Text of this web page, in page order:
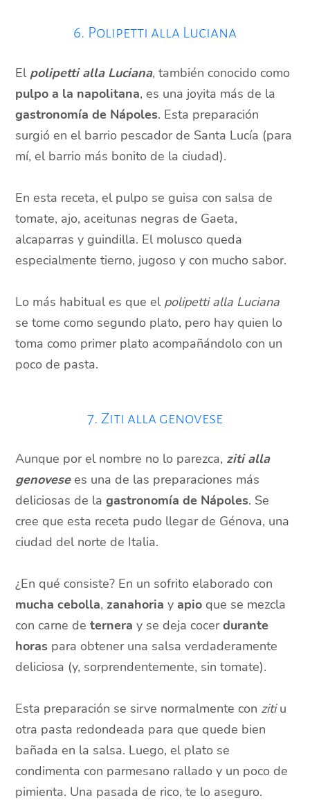
6. Polipetti alla Luciana
El polipetti alla Luciana, también conocido como
pulpo a la napolitana, es una joyita más de la
gastronomía de Nápoles. Esta preparación
surgió en el barrio pescador de Santa Lucía (para
mí, el barrio más bonito de la ciudad).
En esta receta, el pulpo se guisa con salsa de
tomate, ajo, aceitunas negras de Gaeta,
alcaparras y guindilla. El molusco queda
especialmente tierno, jugoso y con mucho sabor.
Lo más habitual es que el polipetti alla Luciana
se tome como segundo plato, pero hay quien lo
toma como primer plato acompañándolo con un
poco de pasta.
7. Ziti alla genovese
Aunque por el nombre no lo parezca, ziti alla
genovesees una de las preparaciones más
deliciosas de lagastronomía de Nápoles. Se
cree que esta receta pudo llegar de Génova, una
ciudad del norte de Italia.
¿En qué consiste? En un sofrito elaborado con
mucha cebolla, zanahoria yapio que se mezcla
con carne deternera y se deja cocerdurante
horas para obtener una salsa verdaderamente
deliciosa (y, sorprendentemente, sin tomate).
Esta preparación se sirve normalmente con zitiu
otra pasta redondeada para que quede bien
bañada en la salsa. Luego, el plato se
condimenta con parmesano rallado y un poco de
pimienta. Una pasada de rico, te lo aseguro.